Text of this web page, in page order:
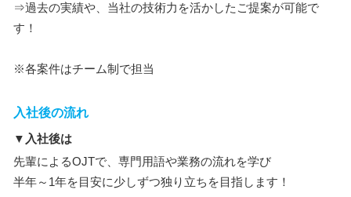
⇒過去の実績や、当社の技術力を活かしたご提案が可能で
す！
※各案件はチーム制で担当
入社後の流れ
▼入社後は
先輩によるOJTで、専門用語や業務の流れを学び
半年～1年を目安に少しずつ独り立ちを目指します！